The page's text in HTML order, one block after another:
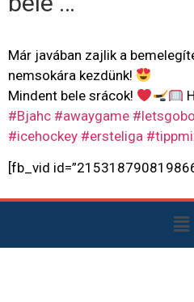
Már javában zajlik a
nemsokára kezdünk!
Mindent bele srácok!
#Bjahc #awaygame
#icehockey #ersteliga
[fb_vid